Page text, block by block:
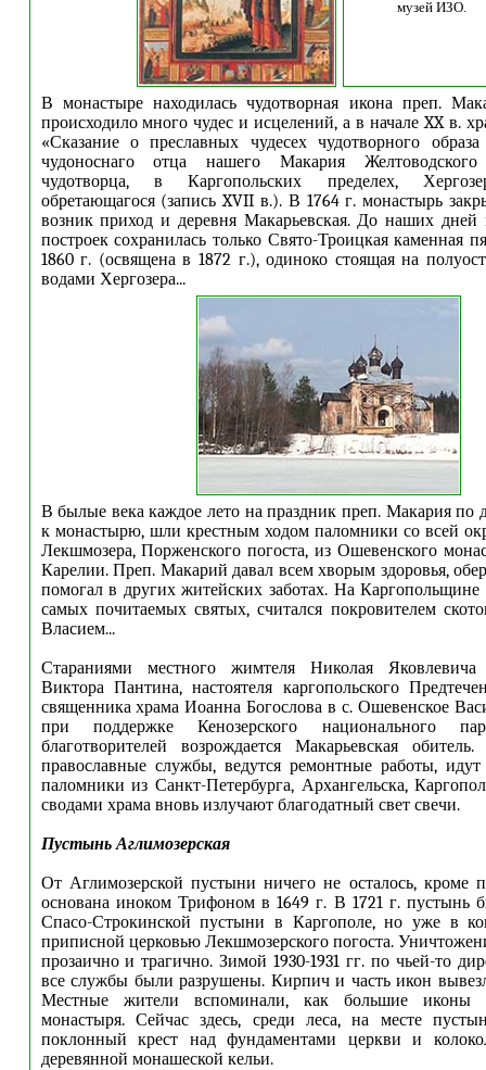
музей ИЗО.
В монастыре находилась чудотворная икона преп.
происходило много чудес и исцелений, а в начале XX в.
«Сказание о преславных чудесех чудотворного
чудоноснаго отца нашего Макария
чудотворца, в Каргопольских пределех,
обретающагося (запись XVII в.). В 1764 г. монастырь за
возник приход и деревня Макарьевская. До наших дней
построек сохранилась только Свято-Троицкая каменная
1860 г. (освящена в 1872 г.), одиноко стоящая на
водами Хергозера...
В былые века каждое лето на праздник преп. Макария по
к монастырю, шли крестным ходомпаломники со всей
Лекшмозера, Порженского погоста, из Ошевенского
Карелии. Преп. Макарий давал всем хворым здоровья,
помогал в других житейских заботах.На Каргопольщине
самых почитаемых святых, считался покровителем
Власием...
Стараниями местного жимтеля Николая
Виктора Пантина, настоятеля каргопольского
священника храма Иоанна Богослова в с. Ошевенское
при поддержке Кенозерского национального
благотворителей возрождается Макарьевская
православные службы, ведутся ремонтные работы,
паломники из Санкт-Петербурга, Архангельска,
сводами храма вновь излучают благодатный свет свечи.
Пустынь Аглимозерская
От Аглимозерской пустыни ничего не осталось, кроме
основана иноком Трифоном в 1649 г. В 1721 г. пустынь
Спасо-Строкинской пустыни в Каргополе, но уже в
приписной церковью Лекшмозерского погоста.
прозаично и трагично. Зимой 1930-1931 гг. по чьей-то
все службы были разрушены. Кирпич и часть икон
Местные жители вспоминали, как большие иконы
монастыря. Сейчас здесь, среди леса, на месте
поклонный крест над фундаментами церкви и
деревянной монашеской кельи.